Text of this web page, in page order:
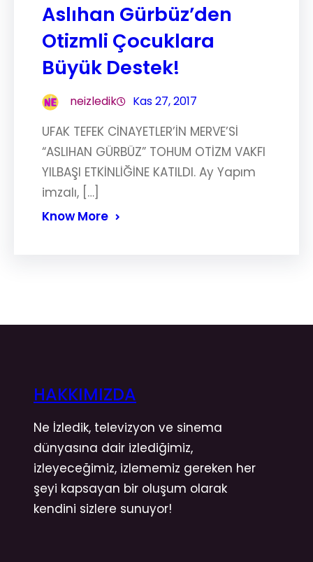
Aslıhan Gürbüz’den
Otizmli Çocuklara
Büyük Destek!
neizledik Kas 27, 2017
UFAK TEFEK CİNAYETLER’İN MERVE’Sİ
“ASLIHAN GÜRBÜZ” TOHUM OTİZM VAKFI
YILBAŞI ETKİNLİĞİNE KATILDI. Ay Yapım
imzalı, […]
Know More
HAKKIMIZDA
Ne İzledik, televizyon ve sinema
dünyasına dair izlediğimiz,
izleyeceğimiz, izlememiz gereken her
şeyi kapsayan bir oluşum olarak
kendini sizlere sunuyor!